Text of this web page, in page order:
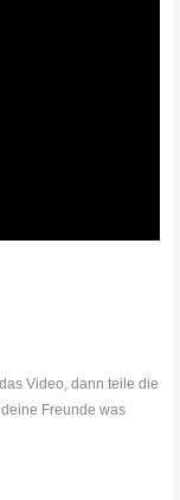
Video, dann teile die
Freunde was